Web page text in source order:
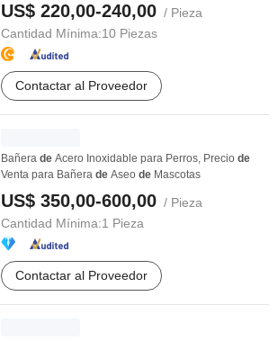
US$ 220,00-240,00 / Pieza
Cantidad Mínima:10 Piezas
Contactar al Proveedor
Bañera de Acero Inoxidable para Perros, Precio de
Venta para Bañera de Aseo de Mascotas
US$ 350,00-600,00 / Pieza
Cantidad Mínima:1 Pieza
Contactar al Proveedor